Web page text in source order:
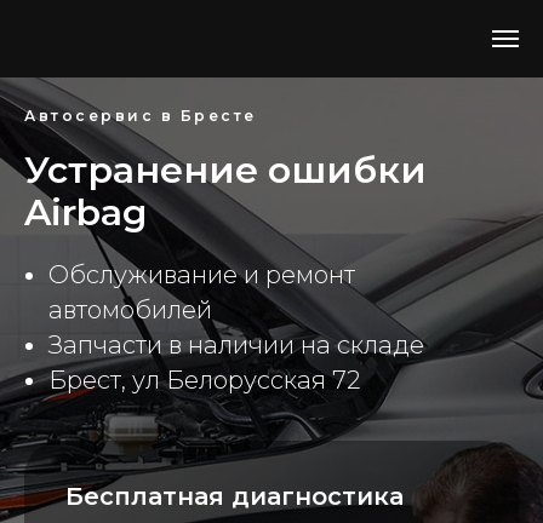
Автосервис в Бресте
Устранение ошибки
Airbag
Обслуживание и ремонт
автомобилей
Запчасти в наличии на складе
Брест, ул Белорусская 72
Бесплатная диагностика